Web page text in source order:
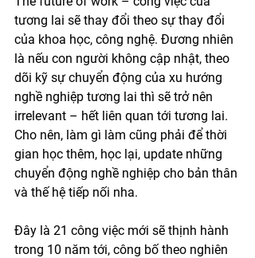
tương lai sẽ thay đổi theo sự thay đổi
của khoa học, công nghệ. Đương nhiên
là nếu con người không cập nhật, theo
dõi kỹ sự chuyển động của xu hướng
nghề nghiệp tương lai thì sẽ trở nên
irrelevant – hết liên quan tới tương lai.
Cho nên, làm gì làm cũng phải để thời
gian học thêm, học lại, update những
chuyển động nghề nghiệp cho bản thân
và thế hệ tiếp nối nha.
Đây là 21 công việc mới sẽ thịnh hành
trong 10 năm tới, công bố theo nghiên